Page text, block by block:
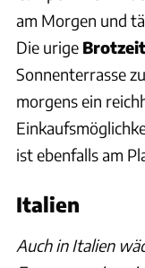
am Morgen und
Die urige
Sonnenterrasse
morgens ein
ist ebenfalls am
Italien
Auch in Italien